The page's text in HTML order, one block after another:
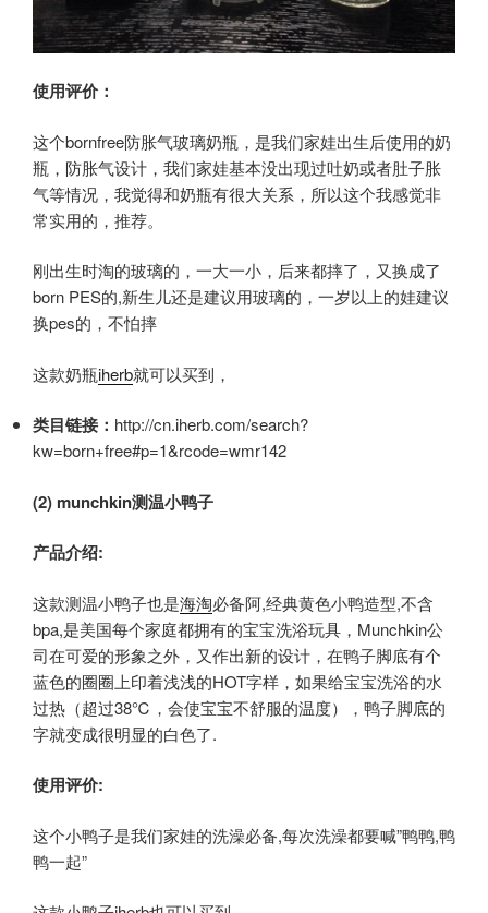
使用评价：
这个bornfree防胀气玻璃奶瓶，是我们家娃出生后使用的奶
瓶，防胀气设计，我们家娃基本没出现过吐奶或者肚子胀
气等情况，我觉得和奶瓶有很大关系，所以这个我感觉非
常实用的，推荐。
刚出生时淘的玻璃的，一大一小，后来都摔了，又换成了
born PES的,新生儿还是建议用玻璃的，一岁以上的娃建议
换pes的，不怕摔
这款奶瓶iherb就可以买到，
类目链接： http://cn.iherb.com/search?
kw=born+free#p=1&rcode=wmr142
(2) munchkin测温小鸭子
产品介绍:
这款测温小鸭子也是海淘必备阿,经典黄色小鸭造型,不含
bpa,是美国每个家庭都拥有的宝宝洗浴玩具，Munchkin公
司在可爱的形象之外，又作出新的设计，在鸭子脚底有个
蓝色的圈圈上印着浅浅的HOT字样，如果给宝宝洗浴的水
过热（超过38℃，会使宝宝不舒服的温度），鸭子脚底的
字就变成很明显的白色了.
使用评价:
这个小鸭子是我们家娃的洗澡必备,每次洗澡都要喊”鸭鸭,鸭
鸭一起”